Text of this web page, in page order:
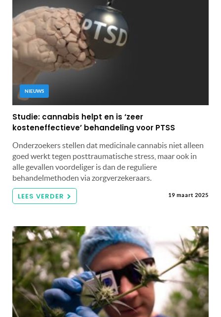
NIEUWS
Studie: cannabis helpt en is ‘zeer
kosteneffectieve’ behandeling voor PTSS
Onderzoekers stellen dat medicinale cannabis niet alleen
goed werkt tegen posttraumatische stress, maar ook in
alle gevallen voordeliger is dan de reguliere
behandelmethoden via zorgverzekeraars.
LEES VERDER 19 maart 2025